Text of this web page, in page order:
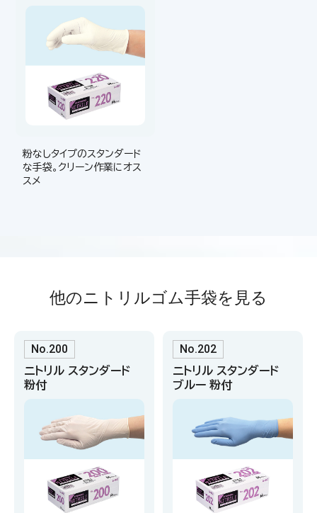
粉なしタイプのスタンダード
な手袋。クリーン作業にオス
スメ
他のニトリルゴム手袋を見る
No.200
ニトリル スタンダード
粉付
No.202
ニトリル スタンダード
ブルー 粉付